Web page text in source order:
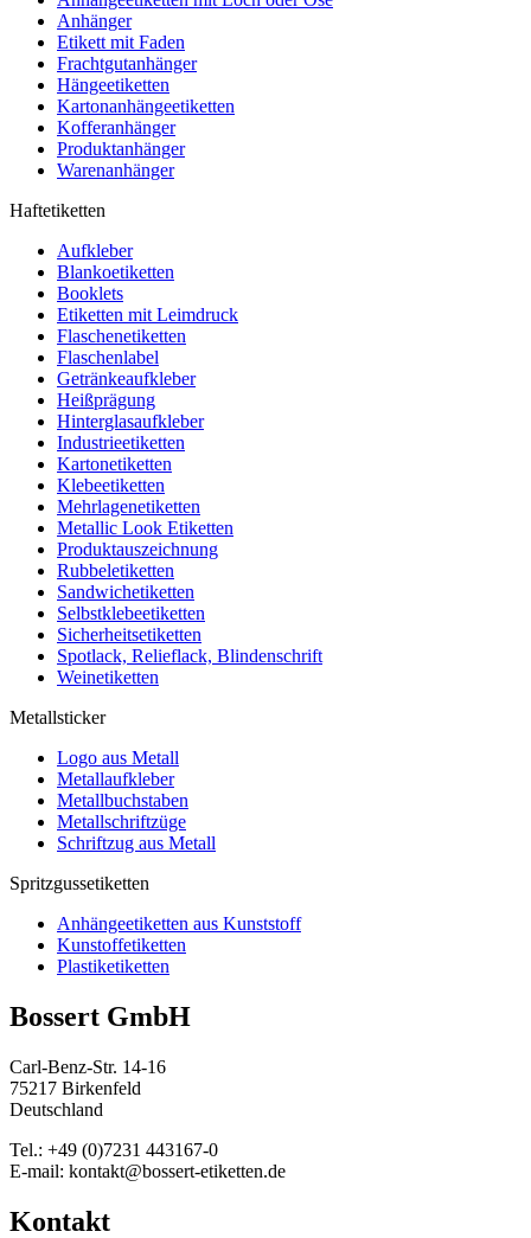
Anhänger
Etikett mit Faden
Frachtgutanhänger
Hängeetiketten
Kartonanhängeetiketten
Kofferanhänger
Produktanhänger
Warenanhänger
Haftetiketten
Aufkleber
Blankoetiketten
Booklets
Etiketten mit Leimdruck
Flaschenetiketten
Flaschenlabel
Getränkeaufkleber
Heißprägung
Hinterglasaufkleber
Industrieetiketten
Kartonetiketten
Klebeetiketten
Mehrlagenetiketten
Metallic Look Etiketten
Produktauszeichnung
Rubbeletiketten
Sandwichetiketten
Selbstklebeetiketten
Sicherheitsetiketten
Spotlack, Relieflack, Blindenschrift
Weinetiketten
Metallsticker
Logo aus Metall
Metallaufkleber
Metallbuchstaben
Metallschriftzüge
Schriftzug aus Metall
Spritzgussetiketten
Anhängeetiketten aus Kunststoff
Kunstoffetiketten
Plastiketiketten
Bossert GmbH
Carl-Benz-Str. 14-16
75217 Birkenfeld
Deutschland
Tel.: +49 (0)7231 443167-0
E-mail: kontakt@bossert-etiketten.de
Kontakt